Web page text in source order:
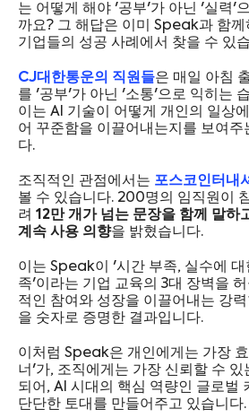
는 어떻게 해야 '공부'가 아닌 '실력'
까요? 그 해답은 이미 Speak과 함
기업들의 성공 사례에서 찾을 수 있
CJ대한통운의 직원들은 매일 아침
를 '공부'가 아닌 '소통'으로 익히는
이는 AI 기술이 어떻게 개인의 일상
어 꾸준함을 이끌어내는지를 보여주
다.
조직적인 관점에서는 포스코인터내
볼 수 있습니다. 200명의 임직원이
려 12만 개가 넘는 문장을 함께 말하
계속 사용 의향을 밝혔습니다.
이는 Speak이 '시간 부족, 실수에 대
족'이라는 기업 교육의 3대 장벽을
적인 참여와 성장을 이끌어내는 강
을 숫자로 증명한 결과입니다.
이처럼 Speak은 개인에게는 가장
너'가, 조직에게는 가장 신뢰할 수 있
되어, AI 시대의 핵심 역량인 글로벌
단단한 토대를 만들어주고 있습니다.